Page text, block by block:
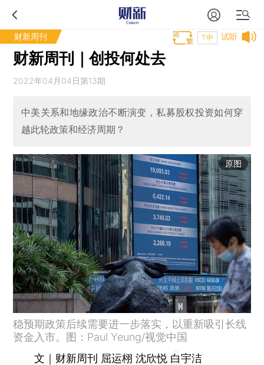
财新周刊 试听
T中
财新周刊｜创投何处去
2022年04月04日第13期
中美关系和地缘政治不断演变，私募股权投资如何穿
越此轮政策和经济周期？
原图
稳预期政策后续需要进一步落实，以重新吸引长线
资金入市。图：Paul Yeung/视觉中国
文｜财新周刊 屈运栩 沈欣悦 白宇洁